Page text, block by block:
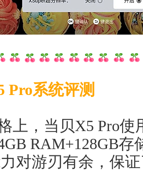
Pro系统评测
上，当贝X5 Pro使
RAM+128GB
对游刃有余，保